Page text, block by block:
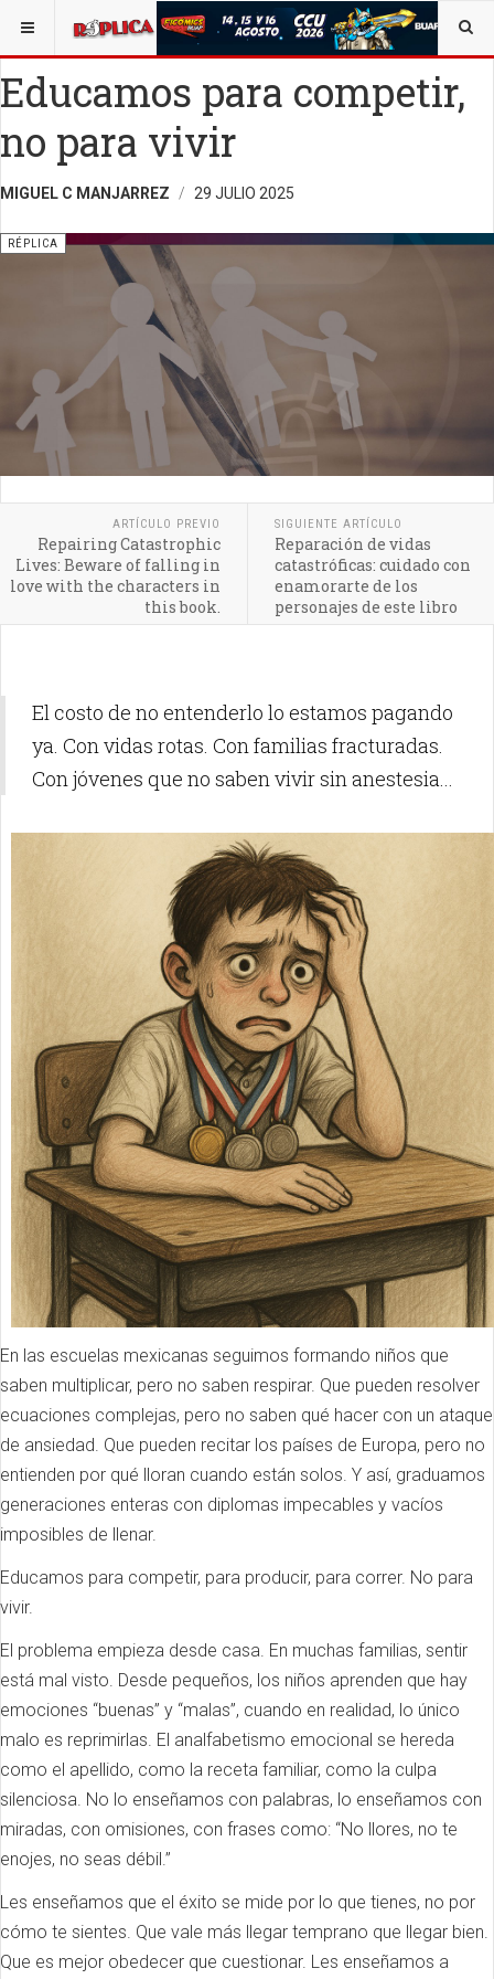
ESTÁ AQUÍ: VIDA Y SOCIEDAD OPINIÓN RÉPLICA
Educamos para competir,
no para vivir
MIGUEL C MANJARREZ 29 JULIO 2025
RÉPLICA
ARTÍCULO PREVIO
Repairing Catastrophic
Lives: Beware of falling in
love with the characters in
this book.
SIGUIENTE ARTÍCULO
Reparación de vidas
catastróficas: cuidado con
enamorarte de los
personajes de este libro
El costo de no entenderlo lo estamos pagando
ya. Con vidas rotas. Con familias fracturadas.
Con jóvenes que no saben vivir sin anestesia...
En las escuelas mexicanas seguimos formando niños que
saben multiplicar, pero no saben respirar. Que pueden resolver
ecuaciones complejas, pero no saben qué hacer con un ataque
de ansiedad. Que pueden recitar los países de Europa, pero no
entienden por qué lloran cuando están solos. Y así, graduamos
generaciones enteras con diplomas impecables y vacíos
imposibles de llenar.
Educamos para competir, para producir, para correr. No para
vivir.
El problema empieza desde casa. En muchas familias, sentir
está mal visto. Desde pequeños, los niños aprenden que hay
emociones “buenas” y “malas”, cuando en realidad, lo único
malo es reprimirlas. El analfabetismo emocional se hereda
como el apellido, como la receta familiar, como la culpa
silenciosa. No lo enseñamos con palabras, lo enseñamos con
miradas, con omisiones, con frases como: “No llores, no te
enojes, no seas débil.”
Les enseñamos que el éxito se mide por lo que tienes, no por
cómo te sientes. Que vale más llegar temprano que llegar bien.
Que es mejor obedecer que cuestionar. Les enseñamos a